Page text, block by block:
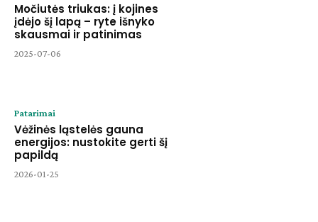
Močiutės triukas: į kojines
įdėjo šį lapą – ryte išnyko
skausmai ir patinimas
2025-07-06
Patarimai
Vėžinės ląstelės gauna
energijos: nustokite gerti šį
papildą
2026-01-25